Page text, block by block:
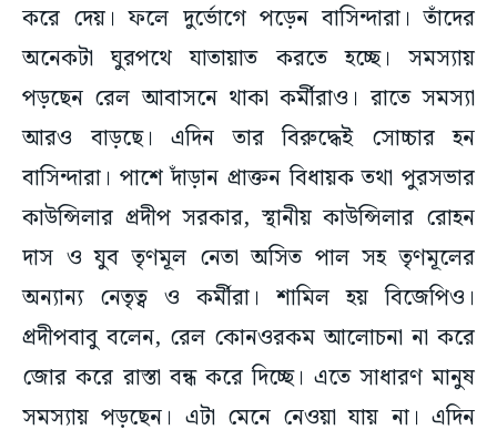
করে দেয়। ফলে দুর্ভোগে পড়েন বাসিন্দারা। তাঁদের
অনেকটা ঘুরপথে যাতায়াত করতে হচ্ছে। সমস্যায়
পড়ছেন রেল আবাসনে থাকা কর্মীরাও। রাতে সমস্যা
আরও বাড়ছে। এদিন তার বিরুদ্ধেই সোচ্চার হন
বাসিন্দারা। পাশে দাঁড়ান প্রাক্তন বিধায়ক তথা পুরসভার
কাউন্সিলার প্রদীপ সরকার, স্থানীয় কাউন্সিলার রোহন
দাস ও যুব তৃণমূল নেতা অসিত পাল সহ তৃণমূলের
অন্যান্য নেতৃত্ব ও কর্মীরা। শামিল হয় বিজেপিও।
প্রদীপবাবু বলেন, রেল কোনওরকম আলোচনা না করে
জোর করে রাস্তা বন্ধ করে দিচ্ছে। এতে সাধারণ মানুষ
সমস্যায় পড়ছেন। এটা মেনে নেওয়া যায় না। এদিন